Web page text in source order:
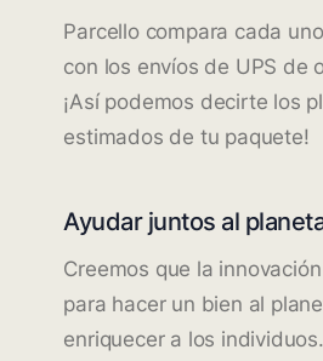
Parcello compara cada
con los envíos de UPS de
¡Así podemos decirte los
estimados de tu paquete!
Ayudar juntos al
Creemos que la
para hacer un bien al
enriquecer a los individuos.